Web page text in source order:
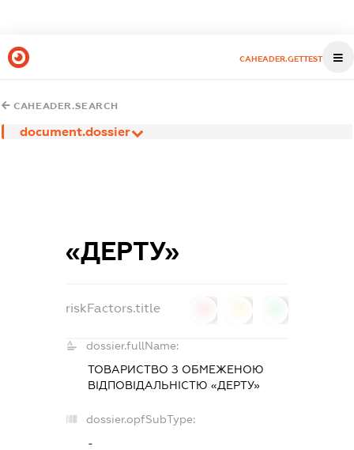
CAHEADER.GETTEST
CAHEADER.SEARCH
document.dossier
«ДЕРТУ»
riskFactors.title
dossier.fullName:
ТОВАРИСТВО З ОБМЕЖЕНОЮ
ВІДПОВІДАЛЬНІСТЮ «ДЕРТУ»
dossier.opfSubType:
-